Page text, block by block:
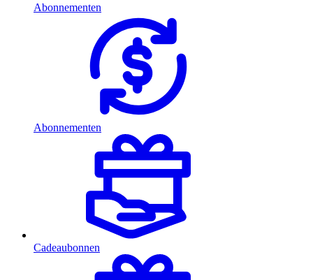
Abonnementen
Abonnementen
Cadeaubonnen